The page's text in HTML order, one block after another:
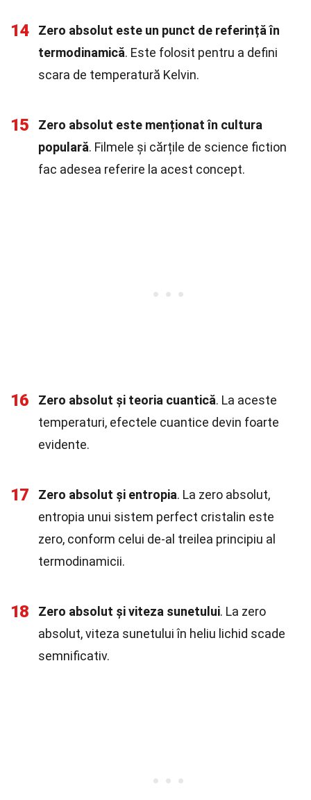
14
Zero absolut este un punct de referință în
termodinamică. Este folosit pentru a defini
scara de temperatură Kelvin.
15
Zero absolut este menționat în cultura
populară. Filmele și cărțile de science fiction
fac adesea referire la acest concept.
16 Zero absolut și teoria cuantică. La aceste
temperaturi, efectele cuantice devin foarte
evidente.
17 Zero absolut și entropia. La zero absolut,
entropia unui sistem perfect cristalin este
zero, conform celui de-al treilea principiu al
termodinamicii.
18 Zero absolut și viteza sunetului. La zero
absolut, viteza sunetului în heliu lichid scade
semnificativ.